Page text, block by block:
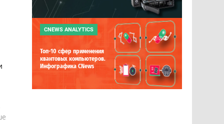
CNEWS ANALYTICS
Топ-10 сфер применения
квантовых компьютеров.
Инфографика CNews